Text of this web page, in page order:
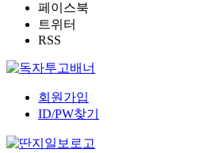
페이스북
트위터
RSS
회원가입
ID/PW찾기